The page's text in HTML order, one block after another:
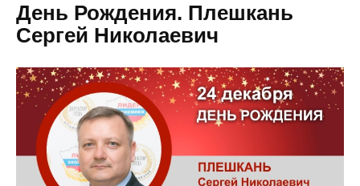
День Рождения. Плешкань
Сергей Николаевич